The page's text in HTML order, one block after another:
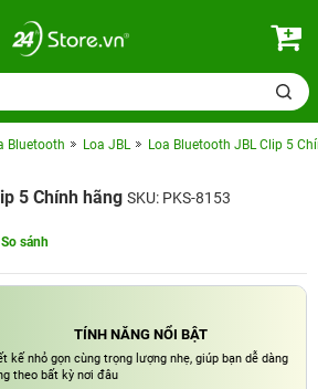
Bluetooth Loa JBL Loa Bluetooth JBL Clip 5
5 Chính hãng SKU: PKS-8153
So sánh
TÍNH NĂNG NỔI BẬT
kế nhỏ gọn cùng trọng lượng nhẹ, giúp bạn dễ dàng
theo bất kỳ nơi đâu